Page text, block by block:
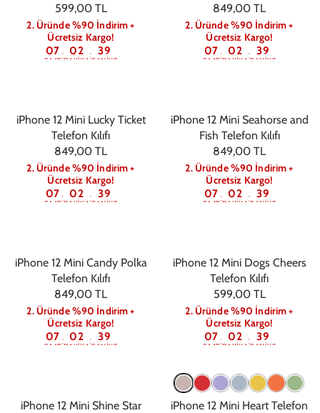
599,00 TL
2. Üründe %90 İndirim +
Ücretsiz Kargo!
07
SAAT: 02
DAKIKA : 39
SANIYE
849,00 TL
2. Üründe %90 İndirim +
Ücretsiz Kargo!
07
SAAT: 02
DAKIKA : 39
SANIYE
iPhone 12 Mini Lucky Ticket
Telefon Kılıfı
849,00 TL
2. Üründe %90 İndirim +
Ücretsiz Kargo!
07
SAAT: 02
DAKIKA : 39
SANIYE
iPhone 12 Mini Seahorse and
Fish Telefon Kılıfı
849,00 TL
2. Üründe %90 İndirim +
Ücretsiz Kargo!
07
SAAT: 02
DAKIKA : 39
SANIYE
iPhone 12 Mini Candy Polka
Telefon Kılıfı
849,00 TL
2. Üründe %90 İndirim +
Ücretsiz Kargo!
07
SAAT: 02
DAKIKA : 39
SANIYE
iPhone 12 Mini Dogs Cheers
Telefon Kılıfı
599,00 TL
2. Üründe %90 İndirim +
Ücretsiz Kargo!
07
SAAT: 02
DAKIKA : 39
SANIYE
iPhone 12 Mini Shine Star
iPhone 12 Mini Heart Telefon